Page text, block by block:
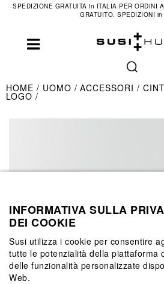
SPEDIZIONE GRATUITA in ITALIA PER ORDINI
GRATUITO. SPEDIZIONI
HOME UOMO ACCESSORI
LOGO
INFORMATIVA SULLA
DEI COOKIE
Susi utilizza i cookie per consentire
tutte le potenzialità della piattaforma
delle funzionalità personalizzate
Web.